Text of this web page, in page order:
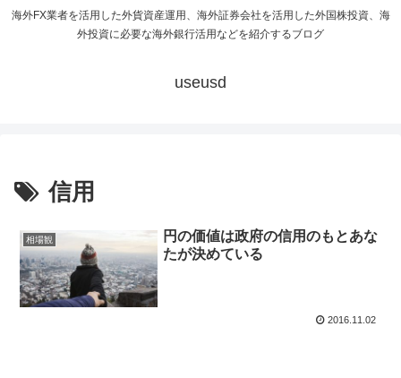
海外FX業者を活用した外貨資産運用、海外証券会社を活用した外国株投資、海
外投資に必要な海外銀行活用などを紹介するブログ
useusd
信用
相場観
円の価値は政府の信用のもとあな
たが決めている
2016.11.02